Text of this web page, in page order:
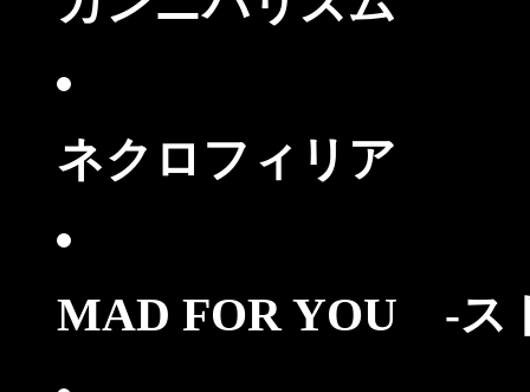
ネクロフィリア
MAD FOR YOU -ス